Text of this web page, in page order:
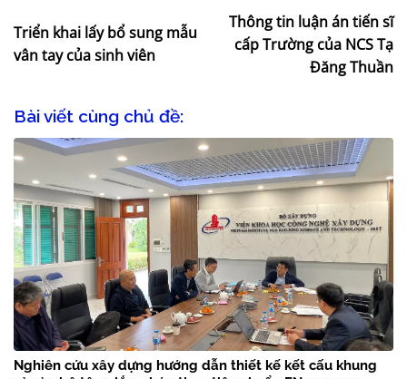
Triển khai lấy bổ sung mẫu
vân tay của sinh viên
Thông tin luận án tiến sĩ
cấp Trường của NCS Tạ
Đăng Thuần
Bài viết cùng chủ đề:
Nghiên cứu xây dựng hướng dẫn thiết kế kết cấu khung